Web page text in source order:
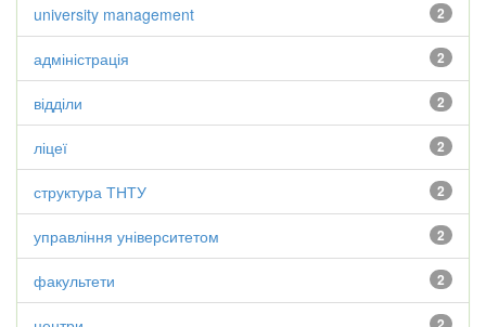
2
university management
2
адміністрація
2
відділи
2
ліцеї
2
структура ТНТУ
2
управління університетом
2
факультети